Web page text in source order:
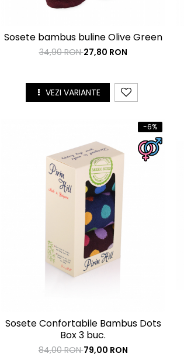
Sosete bambus buline Olive Green
34,90 RON27,80 RON
VEZI VARIANTE
-6%
Sosete Confortabile Bambus Dots
Box 3 buc.
84,00 RON79,00 RON